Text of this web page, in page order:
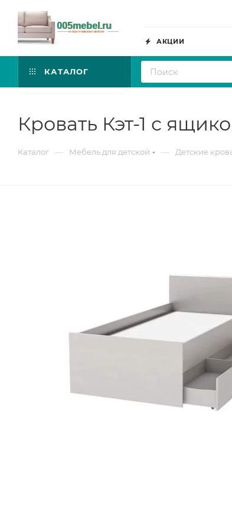
АКЦИИ
КАТАЛОГ
Кровать Кэт-1 с
Каталог — Мебель для детской — Детские